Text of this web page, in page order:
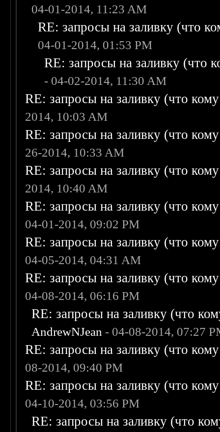
04-01-2014, 11:23 AM
RE: запросы на заливку (что
04-01-2014, 01:53 PM
RE: запросы на заливку (что
- 04-02-2014, 11:30 AM
RE: запросы на заливку (что
2014, 10:03 AM
RE: запросы на заливку (что
26-2014, 10:33 AM
RE: запросы на заливку (что
2014, 10:40 AM
RE: запросы на заливку (что
04-01-2014, 09:02 PM
RE: запросы на заливку (что
04-05-2014, 04:31 AM
RE: запросы на заливку (что
04-08-2014, 06:16 PM
RE: запросы на заливку (что
AndrewNJean - 04-08-2014, 07:27
RE: запросы на заливку (что
08-2014, 09:40 PM
RE: запросы на заливку (что
04-10-2014, 03:56 PM
RE: запросы на заливку (что